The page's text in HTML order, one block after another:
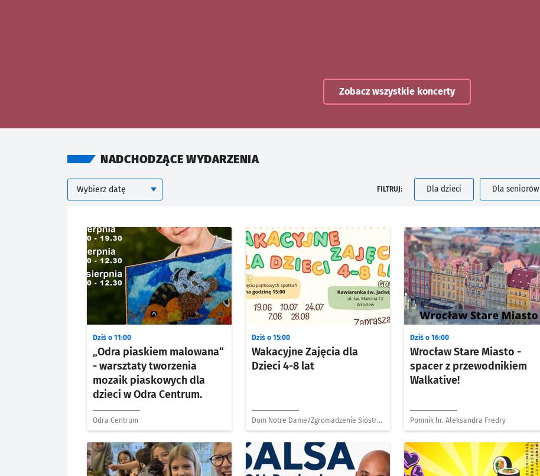
Zobacz wszystkie koncerty
NADCHODZĄCE WYDARZENIA
Kalendarium
Wybierz datę FILTRUJ: Dla dzieci Dla seniorów
„Odra piaskiem malowana“
- warsztaty tworzenia
mozaik piaskowych dla
dzieci w Odra Centrum.
Dziś o 11:00
Odra Centrum
Wakacyjne Zajęcia dla
Dzieci 4-8 lat
Dziś o 15:00
Dom Notre Dame/Zgromadzenie Sióstr
Szkolnych de Notre Dame
Wrocław Stare Miasto -
spacer z przewodnikiem
Walkative!
Dziś o 16:00
Pomnik hr. Aleksandra Fredry